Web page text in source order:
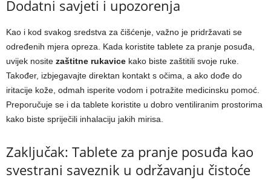
Dodatni savjeti i upozorenja
Kao i kod svakog sredstva za čišćenje, važno je pridržavati se
određenih mjera opreza. Kada koristite tablete za pranje posuđa,
uvijek nosite zaštitne rukavice kako biste zaštitili svoje ruke.
Također, izbjegavajte direktan kontakt s očima, a ako dođe do
iritacije kože, odmah isperite vodom i potražite medicinsku pomoć.
Preporučuje se i da tablete koristite u dobro ventiliranim prostorima
kako biste spriječili inhalaciju jakih mirisa.
Zaključak: Tablete za pranje posuđa kao
svestrani saveznik u održavanju čistoće